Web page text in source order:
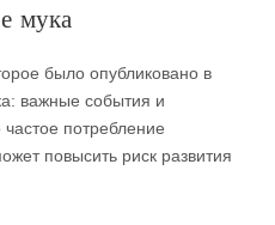
мука
было опубликовано в
важные события и
потребление
повысить риск развития